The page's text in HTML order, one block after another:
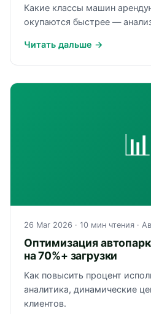
Какие классы машин
окупаются быстрее —
Читать дальше →
📊
26 Mar 2026 · 10 мин чтения ·
Оптимизация
на 70%+ загрузки
Как повысить процент
аналитика, динамические
клиентов.